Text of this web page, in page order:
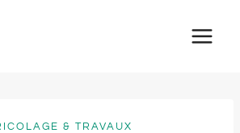
& TRAVAUX